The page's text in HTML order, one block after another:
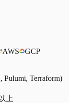
AWS GCP
Terraform)
上